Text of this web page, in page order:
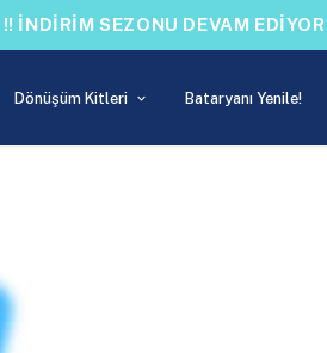
!! İNDİRİM SEZONU DEVAM
Dönüşüm Kitleri Bataryanı Yenile!